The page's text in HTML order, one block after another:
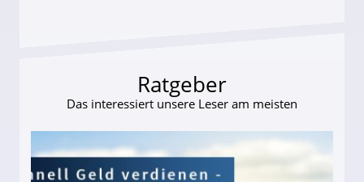
Ratgeber
Das interessiert unsere Leser am meisten